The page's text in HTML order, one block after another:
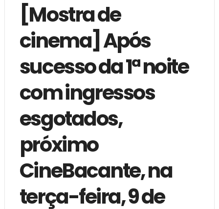
[Mostra de
cinema] Após
sucesso da 1ª noite
com ingressos
esgotados,
próximo
CineBacante, na
terça-feira, 9 de